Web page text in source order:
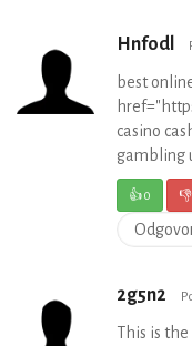
Hnfodl
best
casino
gambling
👍0 👎
2g5n2
This is